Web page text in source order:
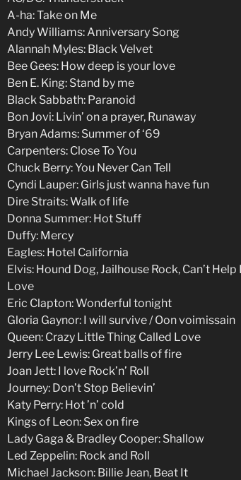
A-ha: Take on Me
Andy Williams: Anniversary Song
Alannah Myles: Black Velvet
Bee Gees: How deep is your love
Ben E. King: Stand by me
Black Sabbath: Paranoid
Bon Jovi: Livin’ on a prayer, Runaway
Bryan Adams: Summer of ‘69
Carpenters: Close To You
Chuck Berry: You Never Can Tell
Cyndi Lauper: Girls just wanna have fun
Dire Straits: Walk of life
Donna Summer: Hot Stuff
Duffy: Mercy
Eagles: Hotel California
Elvis: Hound Dog, Jailhouse Rock, Can’t
Love
Eric Clapton: Wonderful tonight
Gloria Gaynor: I will survive / Oon voimissain
Queen: Crazy Little Thing Called Love
Jerry Lee Lewis: Great balls of fire
Joan Jett: I love Rock’n’ Roll
Journey: Don’t Stop Believin’
Katy Perry: Hot ’n’ cold
Kings of Leon: Sex on fire
Lady Gaga & Bradley Cooper: Shallow
Led Zeppelin: Rock and Roll
Michael Jackson: Billie Jean, Beat It